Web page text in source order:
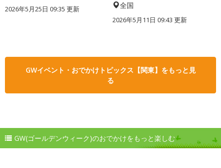
2026年5月25日 09:35 更新 全国
2026年5月11日 09:43 更新
GWイベント・おでかけトピックス【関東】をもっと見
る
GW(ゴールデンウィーク)のおでかけをもっと楽しむ